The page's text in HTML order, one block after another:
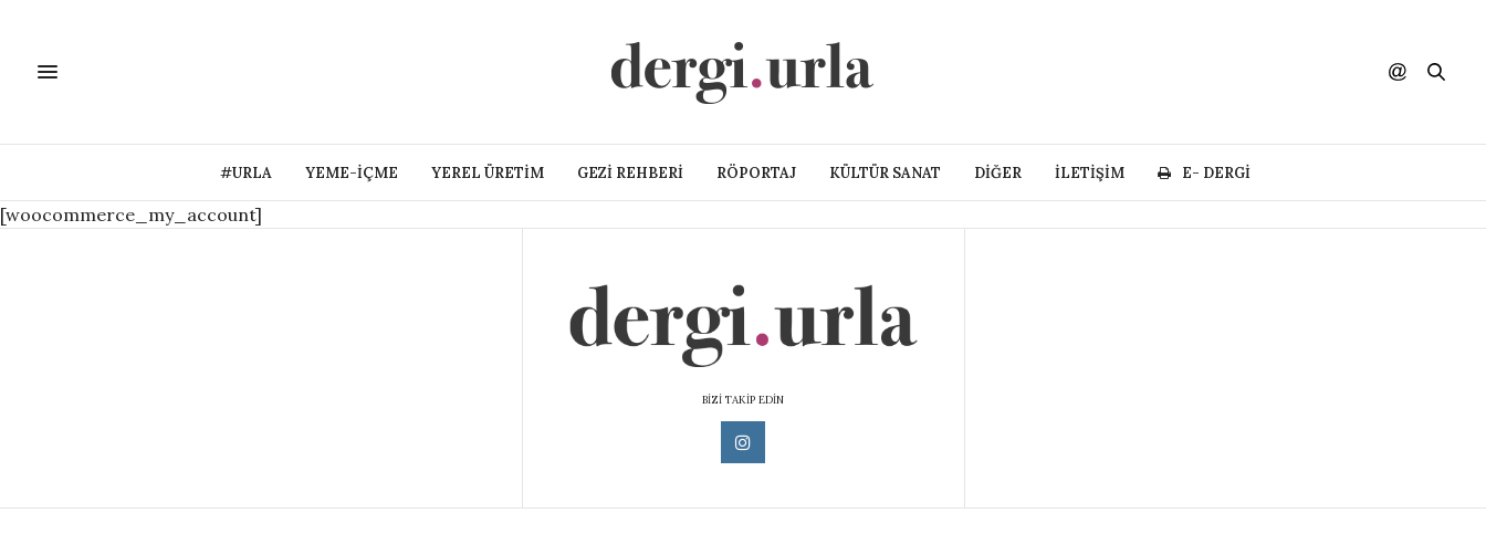
#URLA YEME-İÇME YEREL ÜRETIM GEZI REHBERI RÖPORTAJ KÜLTÜR SANAT DIĞER İLETIŞIM E- DERGI
[woocommerce_my_account]
BİZİ TAKİP EDİN